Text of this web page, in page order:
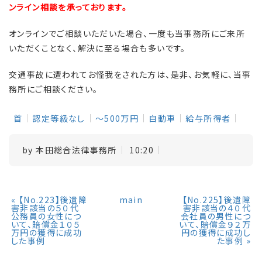
ンライン相談を承っております。
オンラインでご相談いただいた場合、一度も当事務所にご来所
いただくことなく、解決に至る場合も多いです。
交通事故に遭われてお怪我をされた方は、是非、お気軽に、当事
務所にご相談ください。
首 認定等級なし ～500万円 自動車 給与所得者
by本田総合法律事務所 10:20
« 【No.223】後遺障
害非該当の５０代
公務員の女性につ
いて、賠償金１０５
万円の獲得に成功
した事例
main 【No.225】後遺障
害非該当の４０代
会社員の男性につ
いて、賠償金９２万
円の獲得に成功し
た事例 »